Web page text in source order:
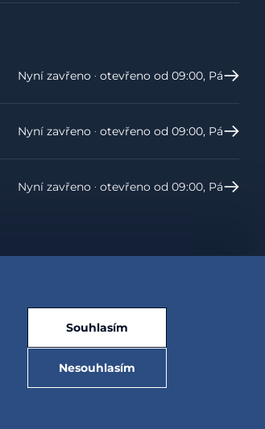
Nyní zavřeno ‧ otevřeno od 09:00, Pá
Nyní zavřeno ‧ otevřeno od 09:00, Pá
Nyní zavřeno ‧ otevřeno od 09:00, Pá
Nesouhlasím
Souhlasím